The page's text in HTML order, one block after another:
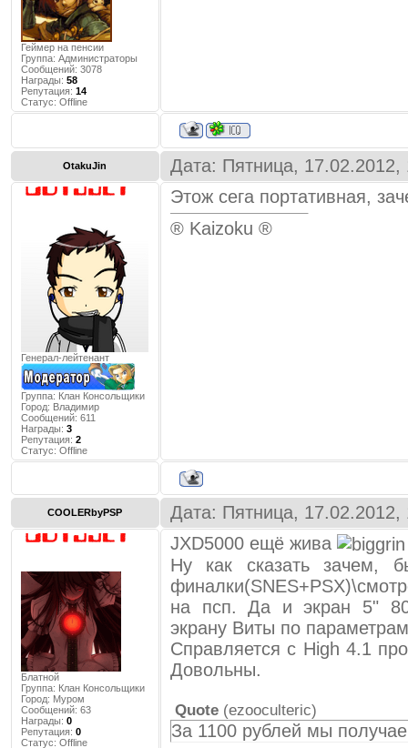
Геймер на пенсии
Группа: Администраторы
Сообщений: 3078
Награды: 58
Репутация: 14
Статус: Offline
OtakuJin Дата: Пятница,
Генерал-лейтенант
Группа: Клан Консольщики
Город: Владимир
Сообщений: 611
Награды: 3
Репутация: 2
Статус: Offline
Этож сега портативная,
® Kaizoku ®
COOLERbyPSP Дата: Пятница,
Блатной
Группа: Клан Консольщики
Город: Муром
Сообщений: 63
Награды: 0
Репутация: 0
Статус: Offline
JXD5000 ещё жива
Ну как сказать зачем,
на псп. Да и экран 5"
экрану Виты по
Справляется с High 4.1
Довольны.
Quote (ezooculteric)
За 1100 рублей мы